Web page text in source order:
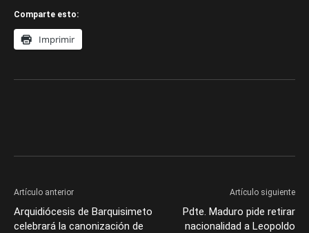
Comparte esto:
Imprimir
Artículo anterior
Arquidiócesis de Barquisimeto
celebrará la canonización de
Artículo siguiente
Pdte. Maduro pide retirar
nacionalidad a Leopoldo